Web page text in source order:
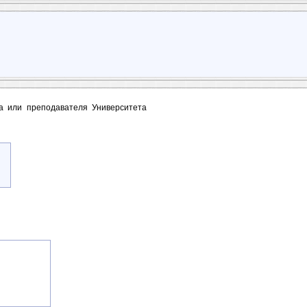
или преподавателя Университета